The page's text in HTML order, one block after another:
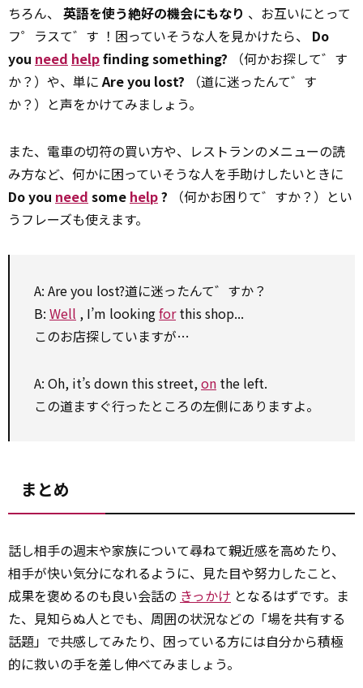
ちろん、 英語を使う絶好の機会にもなり 、お互いにとって
フ゜ラスて゛す ！困っていそうな人を見かけたら、 Do
you need helpfinding something? （何かお探して゛す
か？）や、単にAre you lost? （道に迷ったんて゛す
か？）と声をかけてみましょう。
また、電車の切符の買い方や、レストランのメニューの読
み方など、何かに困っていそうな人を手助けしたいときに
Do you need some help? （何かお困りて゛すか？）とい
うフレーズも使えます。
A: Are you lost?道に迷ったんて゛すか？
B: Well , I’m lookingforthis shop...
このお店探していますが…
A: Oh, it’s down this street,on the left.
この道ますぐ行ったところの左側にありますよ。
まとめ
話し相手の週末や家族について尋ねて親近感を高めたり、
相手が快い気分になれるように、見た目や努力したこと、
成果を褒めるのも良い会話の きっかけ となるはずです。ま
た、見知らぬ人とでも、周囲の状況などの「場を共有する
話題」で共感してみたり、困っている方には自分から積極
的に救いの手を差し伸べてみましょう。